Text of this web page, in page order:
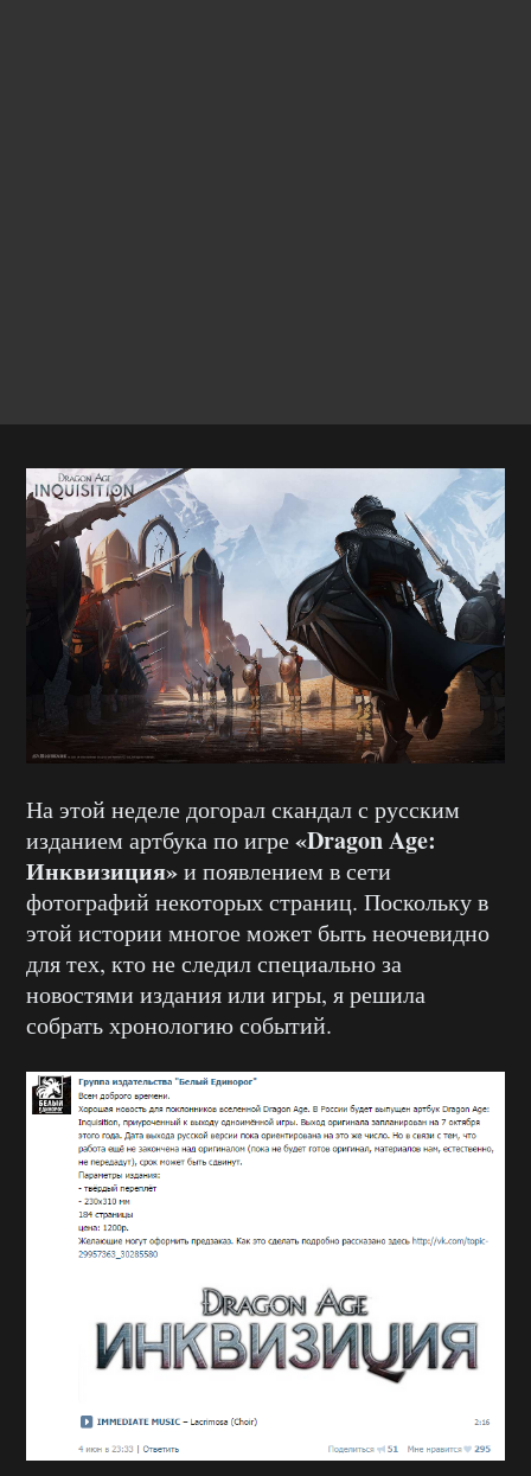
На этой неделе догорал скандал с русским
изданием артбука по игре«Dragon Age:
Инквизиция»и появлением в сети
фотографий некоторых страниц. Поскольку в
этой истории многое может быть неочевидно
для тех, кто не следил специально за
новостями издания или игры, я решила
собрать хронологию событий.